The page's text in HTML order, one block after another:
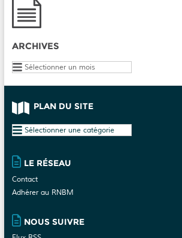
ARCHIVES
Archives
PLAN DU SITE
Plan
site
LE RÉSEAU
Contact
Adhérer au RNBM
NOUS SUIVRE